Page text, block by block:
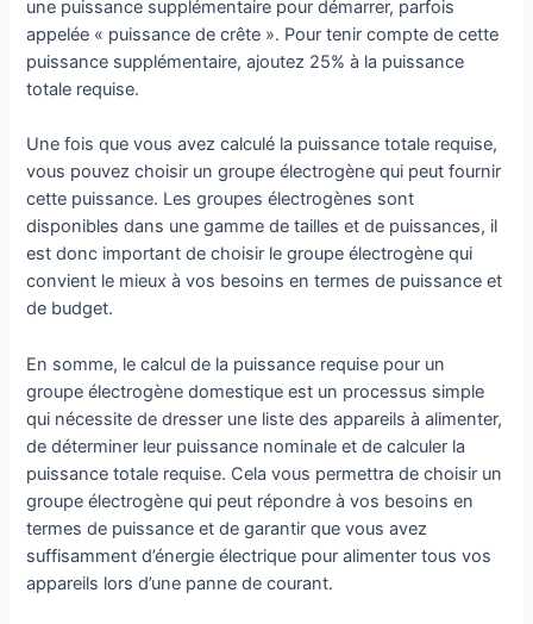
une puissance supplémentaire pour démarrer, parfois
appelée « puissance de crête ». Pour tenir compte de cette
puissance supplémentaire, ajoutez 25% à la puissance
totale requise.
Une fois que vous avez calculé la puissance totale requise,
vous pouvez choisir un groupe électrogène qui peut fournir
cette puissance. Les groupes électrogènes sont
disponibles dans une gamme de tailles et de puissances, il
est donc important de choisir le groupe électrogène qui
convient le mieux à vos besoins en termes de puissance et
de budget.
En somme, le calcul de la puissance requise pour un
groupe électrogène domestique est un processus simple
qui nécessite de dresser une liste des appareils à alimenter,
de déterminer leur puissance nominale et de calculer la
puissance totale requise. Cela vous permettra de choisir un
groupe électrogène qui peut répondre à vos besoins en
termes de puissance et de garantir que vous avez
suffisamment d’énergie électrique pour alimenter tous vos
appareils lors d’une panne de courant.